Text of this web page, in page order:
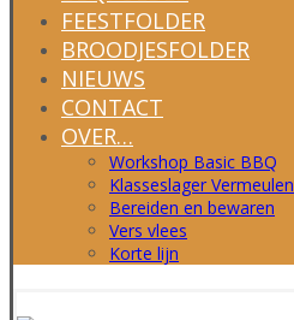
FEESTFOLDER
BROODJESFOLDER
NIEUWS
CONTACT
OVER…
Workshop Basic BBQ
Klasseslager Vermeulen
Bereiden en bewaren
Vers vlees
Korte lijn